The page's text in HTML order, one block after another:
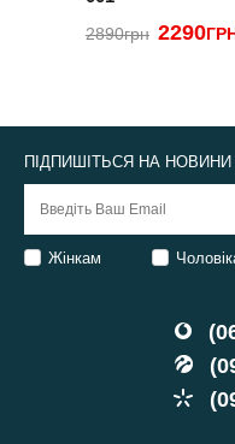
2890грн 2290
ПІДПИШІТЬСЯ НА
Жінкам